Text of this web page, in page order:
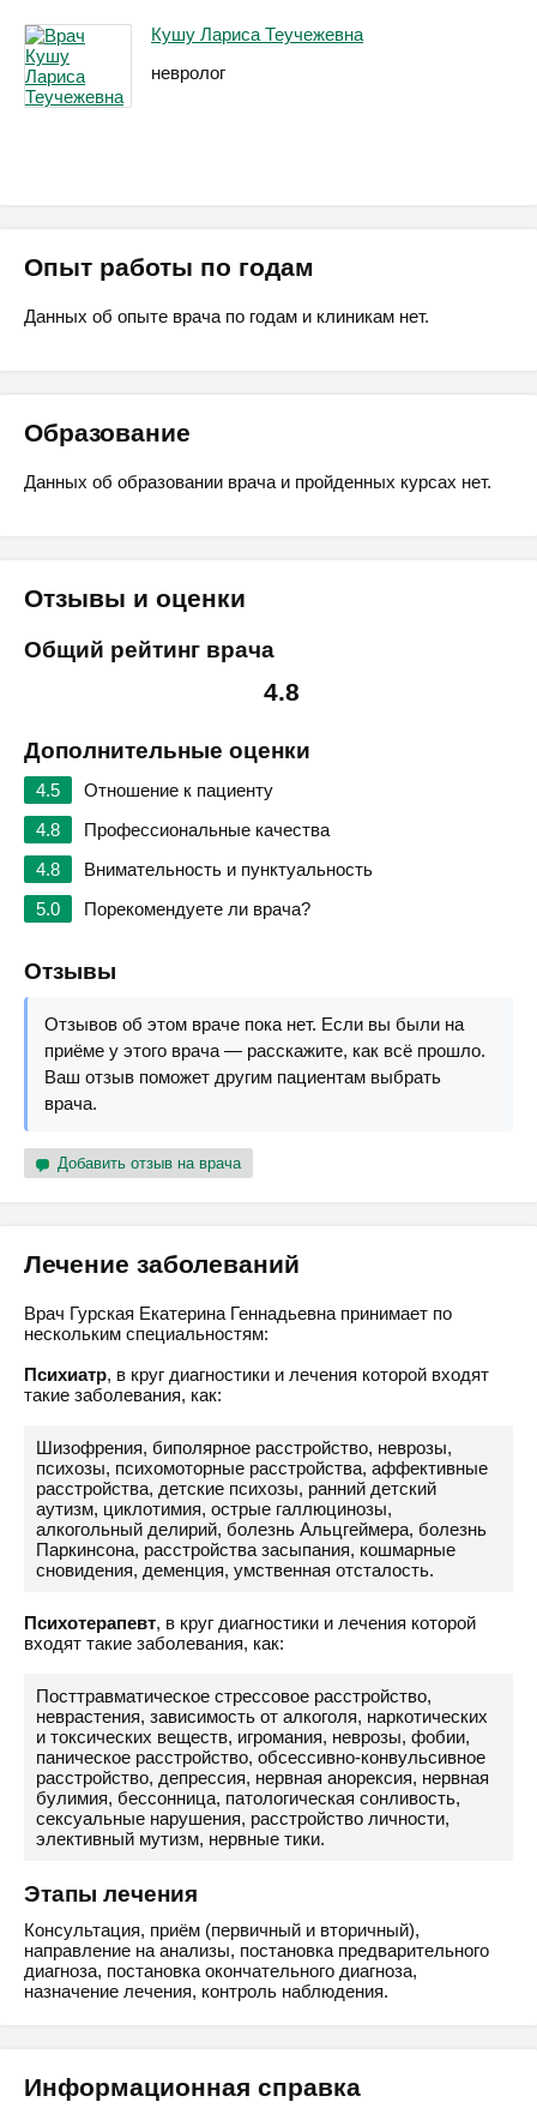
Кушу Лариса Теучежевна
невролог
Опыт работы по годам
Данных об опыте врача по годам и клиникам нет.
Образование
Данных об образовании врача и пройденных курсах нет.
Отзывы и оценки
Общий рейтинг врача
4.8
Дополнительные оценки
4.5
Отношение к пациенту
4.8
Профессиональные качества
4.8
Внимательность и пунктуальность
5.0
Порекомендуете ли врача?
Отзывы
Отзывов об этом враче пока нет. Если вы были на
приёме у этого врача — расскажите, как всё прошло.
Ваш отзыв поможет другим пациентам выбрать
врача.
Добавить отзыв на врача
Лечение заболеваний
Врач Гурская Екатерина Геннадьевна принимает по
нескольким специальностям:
Психиатр, в круг диагностики и лечения которой входят
такие заболевания, как:
Шизофрения, биполярное расстройство, неврозы,
психозы, психомоторные расстройства, аффективные
расстройства, детские психозы, ранний детский
аутизм, циклотимия, острые галлюцинозы,
алкогольный делирий, болезнь Альцгеймера, болезнь
Паркинсона, расстройства засыпания, кошмарные
сновидения, деменция, умственная отсталость.
Психотерапевт, в круг диагностики и лечения которой
входят такие заболевания, как:
Посттравматическое стрессовое расстройство,
неврастения, зависимость от алкоголя, наркотических
и токсических веществ, игромания, неврозы, фобии,
паническое расстройство, обсессивно-конвульсивное
расстройство, депрессия, нервная анорексия, нервная
булимия, бессонница, патологическая сонливость,
сексуальные нарушения, расстройство личности,
элективный мутизм, нервные тики.
Этапы лечения
Консультация, приём (первичный и вторичный),
направление на анализы, постановка предварительного
диагноза, постановка окончательного диагноза,
назначение лечения, контроль наблюдения.
Информационная справка